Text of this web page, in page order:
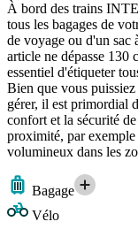
À bord des trains
tous les bagages de
de voyage ou d'un sac
article ne dépasse 130
essentiel d'étiqueter
Bien que vous
gérer, il est primordial
confort et la sécurité
proximité, par exemple
volumineux dans les
Bagage
Vélo